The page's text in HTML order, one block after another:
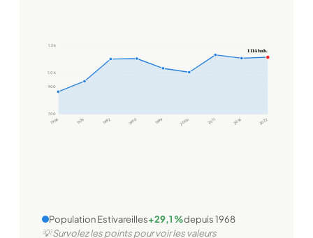
700
900
1,0 k
1,2 k
1968 1975 1982 1990 1999 2006 2011 2016 2022
1 114 hab.
Population Estivareilles+29,1 %depuis 1968
💡 Survolez les points pour voir les valeurs